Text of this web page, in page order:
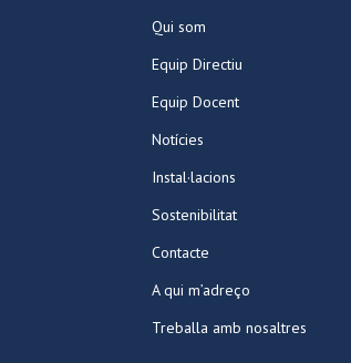
Qui som
Equip Directiu
Equip Docent
Notícies
Instal·lacions
Sostenibilitat
Contacte
A qui m’adreço
Treballa amb nosaltres